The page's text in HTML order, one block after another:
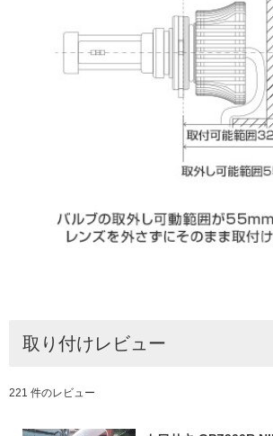
取り付けレビュー
221 件のレビュー